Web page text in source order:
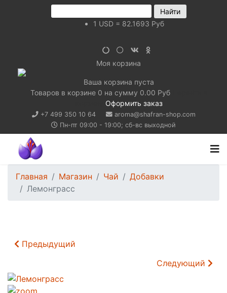
1 USD = 82.1693 Руб
Моя корзина
Ваша корзина пуста
Товаров в корзине 0 на сумму 0.00 Руб
Оформить заказ
+7 499 350 10 64
aroma@shafran-shop.com
Пн-пт 09:00 - 19:00; сб-вс выходной
Главная Магазин Чай
Добавки
Лемонграсс
Предыдущий
Следующий